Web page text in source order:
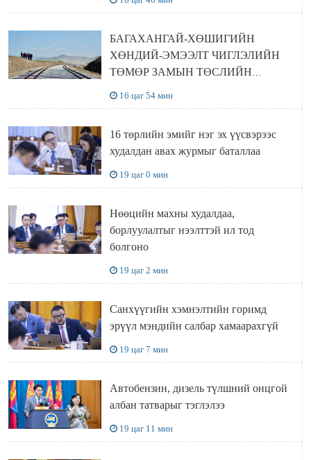
БАГАХАНГАЙ-ХӨШИГИЙН
ХӨНДИЙ-ЭМЭЭЛТ ЧИГЛЭЛИЙН
ТӨМӨР ЗАМЫН ТӨСЛИЙН
16 цаг 54 мин
16 төрлийн эмийг нэг эх үүсвэрээс
худалдан авах журмыг баталлаа
19 цаг 0 мин
Нөөцийн махны худалдаа,
борлуулалтыг нээлттэй ил тод
болгоно
19 цаг 2 мин
Санхүүгийн хэмнэлтийн горимд
эрүүл мэндийн салбар хамаарахгүй
19 цаг 7 мин
Автобензин, дизель түлшний онцгой
албан татварыг тэглэлээ
19 цаг 11 мин